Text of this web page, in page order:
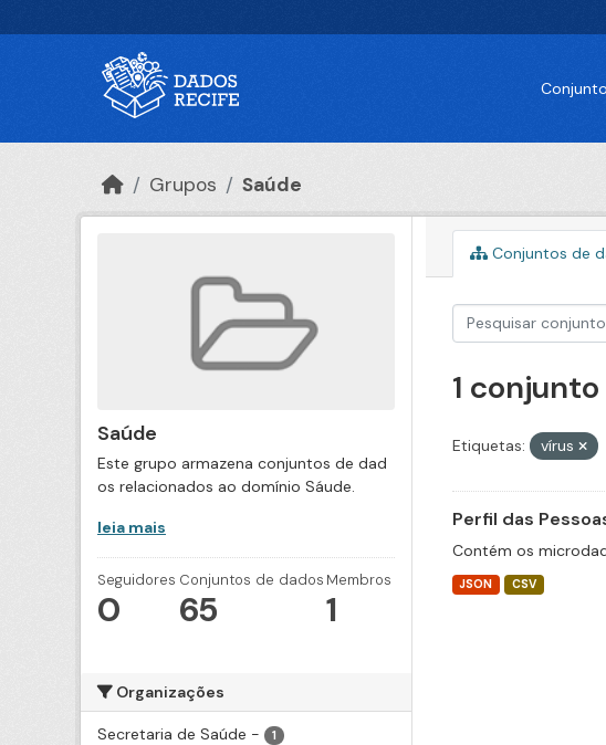
Grupos Saúde
Saúde
Este grupo armazena conjuntos de dad
os relacionados ao domínio Sáude.
leia mais
Seguidores
0
Conjuntos de dados
65
Membros
1
Organizações
Secretaria de Saúde - 1
Conjuntos de
1
Etiquetas: vírus
Perfil das
Contém os
JSON CSV